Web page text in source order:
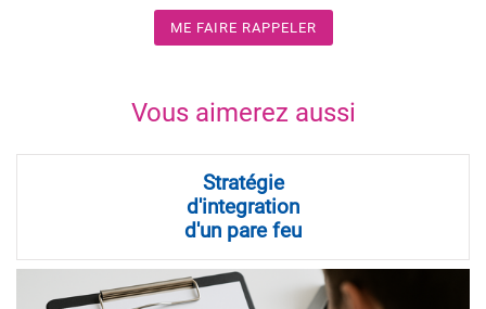
ME FAIRE RAPPELER
Vous aimerez aussi
Stratégie
d'integration
d'un pare feu